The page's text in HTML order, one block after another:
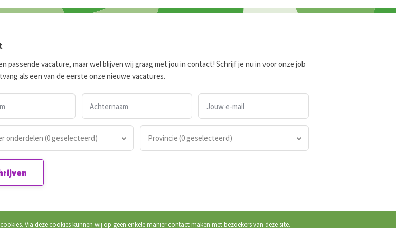
Via deze cookies kunnen wij op geen enkele manier contact maken met bezoekers van deze site.
passende vacature, maar wel blijven wij graag met jou in contact! Schrijf je nu in voor onze job
als een van de eerste onze nieuwe vacatures.
onderdelen (0 geselecteerd) Provincie (0 geselecteerd)